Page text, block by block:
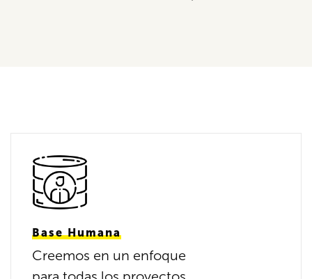
Base Humana
Creemos en un enfoque